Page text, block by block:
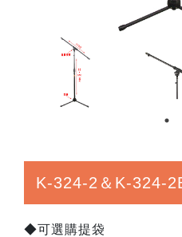
K-324-2＆K-324-
◆可選購提袋